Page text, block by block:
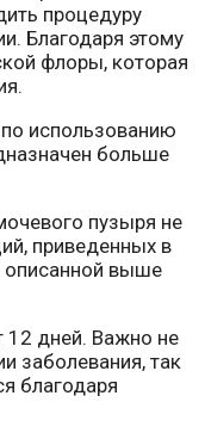
процедуру
Благодаря этому
флоры, которая
по использованию
больше
пузыря не
приведенных в
описанной выше
12 дней. Важно не
заболевания, так
благодаря